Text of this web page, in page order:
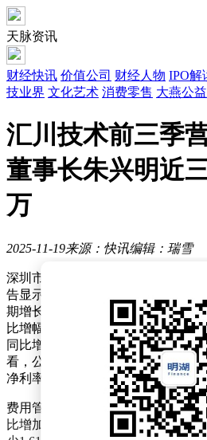
天脉资讯
财经快讯 价值公司 财经人物 IPO解
技业界 文化艺术 消费零售 大燕公益
汇川技术前三季
董事长朱兴明近
万
2025-11-19来源：快讯编辑：瑞雪
深圳市汇川技术股份有限公司近日
告显示，公司前三季度实现营业总
期增长24.67%；归属于母公司股东
比增幅26.84%。扣除非经常性损益
同比增长24.03%，基本每股收益
看，公司毛利率为29.27%，较上年
净利率提升至13.64%，同比增加
费用管控方面，公司前三季度期间
比增加6.26亿元，但期间费用率下